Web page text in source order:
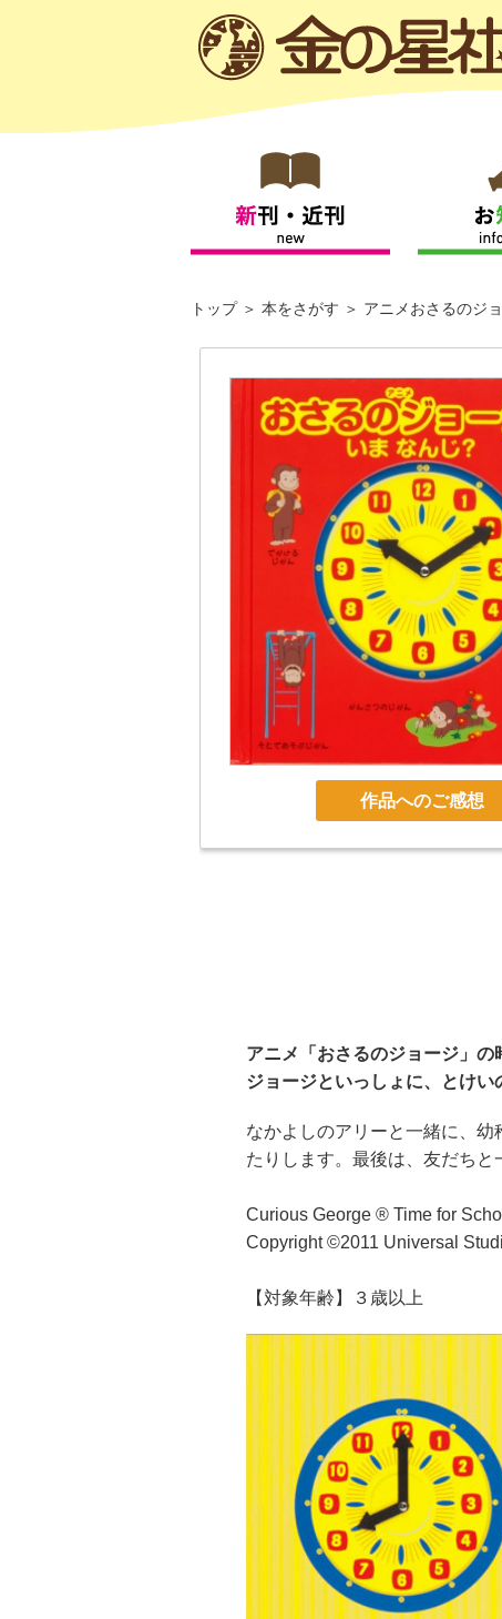
トップ 本をさがす アニメおさるのジ
作品へのご感想
アニメ「おさるのジョージ」の
ジョージといっしょに、とけい
なかよしのアリーと一緒に、
たりします。最後は、友だちと
Curious George ® Time for
Copyright ©2011 Universal
【対象年齢】３歳以上